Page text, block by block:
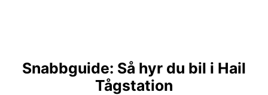
Snabbguide: Så hyr du bil i Hail
Tågstation